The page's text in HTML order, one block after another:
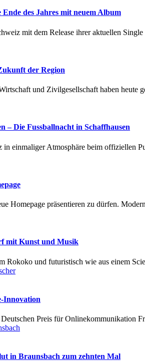
des Jahres mit neuem Album
mit dem Release ihrer aktuellen
der Region
und Zivilgesellschaft haben
– Die Fussballnacht in Schaffhausen
in einmaliger Atmosphäre beim offiziellen
Homepage präsentieren zu dürfen.
mit Kunst und Musik
Rokoko und futuristisch wie aus einem
Innovation
Deutschen Preis für
in Braunsbach zum zehnten Mal